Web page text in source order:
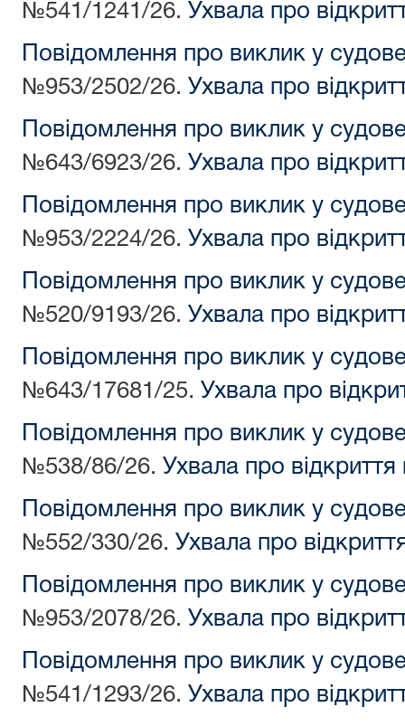
№541/1241/26. Ухвала про
Повідомлення про виклик у
№953/2502/26. Ухвала про
Повідомлення про виклик у
№643/6923/26. Ухвала про
Повідомлення про виклик у
№953/2224/26. Ухвала про
Повідомлення про виклик у
№520/9193/26. Ухвала про
Повідомлення про виклик у
№643/17681/25. Ухвала про
Повідомлення про виклик у
№538/86/26. Ухвала про
Повідомлення про виклик у
№552/330/26. Ухвала про
Повідомлення про виклик у
№953/2078/26. Ухвала про
Повідомлення про виклик у
№541/1293/26. Ухвала про